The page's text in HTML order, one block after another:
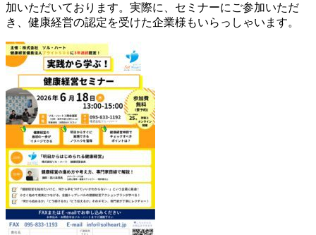
加いただいております。実際に、セミナーにご参加いただ
き、健康経営の認定を受けた企業様もいらっしゃいます。